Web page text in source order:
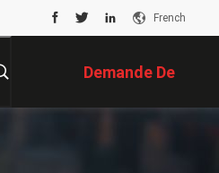
French
Demande De
Soumission